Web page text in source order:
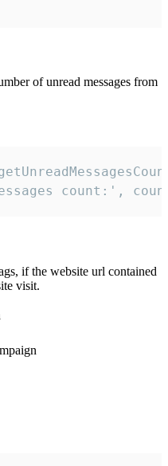
of unread messages from
count:',
if the website url contained
visit.